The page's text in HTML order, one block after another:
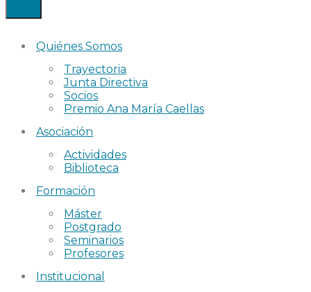
Quiénes Somos
Trayectoria
Junta Directiva
Socios
Premio Ana María Caellas
Asociación
Actividades
Biblioteca
Formación
Máster
Postgrado
Seminarios
Profesores
Institucional